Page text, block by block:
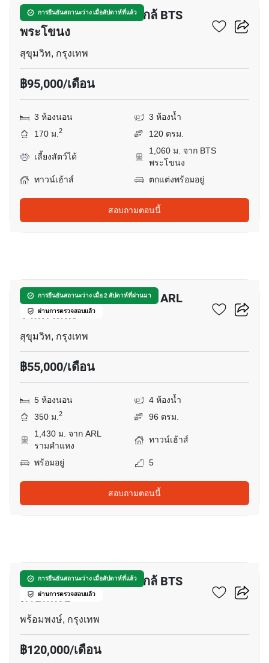
การยืนยันสถานะว่าง เมื่อสัปดาห์ที่แล้ว
ทาวน์เฮ้าส์ 3-ห้องนอน ใกล้ BTS
พระโขนง
สุขุมวิท, กรุงเทพ
฿95,000/เดือน
3 ห้องนอน
3 ห้องน้ำ
170 ม.2 120 ตรม.
เลี้ยงสัตว์ได้
1,060 ม. จาก BTS
พระโขนง
ทาวน์เฮ้าส์
ตกแต่งพร้อมอยู่
สอบถามตอนนี้
การยืนยันสถานะว่าง เมื่อ 2 สัปดาห์ที่ผ่านมา
ผ่านการตรวจสอบแล้ว
ทาวน์เฮ้าส์ 5-ห้องนอน ใกล้ ARL
รามคำแหง
สุขุมวิท, กรุงเทพ
฿55,000/เดือน
5 ห้องนอน
4 ห้องน้ำ
350 ม.2
96 ตรม.
1,430 ม. จาก ARL
รามคำแหง
ทาวน์เฮ้าส์
พร้อมอยู่ 5
สอบถามตอนนี้
การยืนยันสถานะว่าง เมื่อสัปดาห์ที่แล้ว
ผ่านการตรวจสอบแล้ว
ทาวน์เฮ้าส์ 3-ห้องนอน ใกล้ BTS
พร้อมพงษ์
พร้อมพงษ์, กรุงเทพ
฿120,000/เดือน